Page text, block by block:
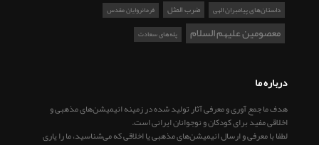
داستان‌های پیامبران الهی ضرب المثل فرمانروایان مقدس
معصومین علیهم السلام پله‌های سعادت
درباره ما
هدف ما جمع آوری و معرفی آثار تولید شده در زمینه انیمیشن‌های مذهبی و
اخلاقی مفید برای کودکان و نوجوانان ایرانی است.
لطفا با معرفی و ارسال انیمیشن‌های مذهبی یا اخلاقی که می‌شناسید، ما را یاری